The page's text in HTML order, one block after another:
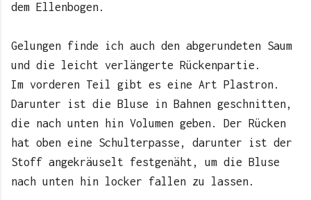
dem Ellenbogen.
Gelungen finde ich auch den abgerundeten Saum
und die leicht verlängerte Rückenpartie.
Im vorderen Teil gibt es eine Art Plastron.
Darunter ist die Bluse in Bahnen geschnitten,
die nach unten hin Volumen geben. Der Rücken
hat oben eine Schulterpasse, darunter ist der
Stoff angekräuselt festgenäht, um die Bluse
nach unten hin locker fallen zu lassen.